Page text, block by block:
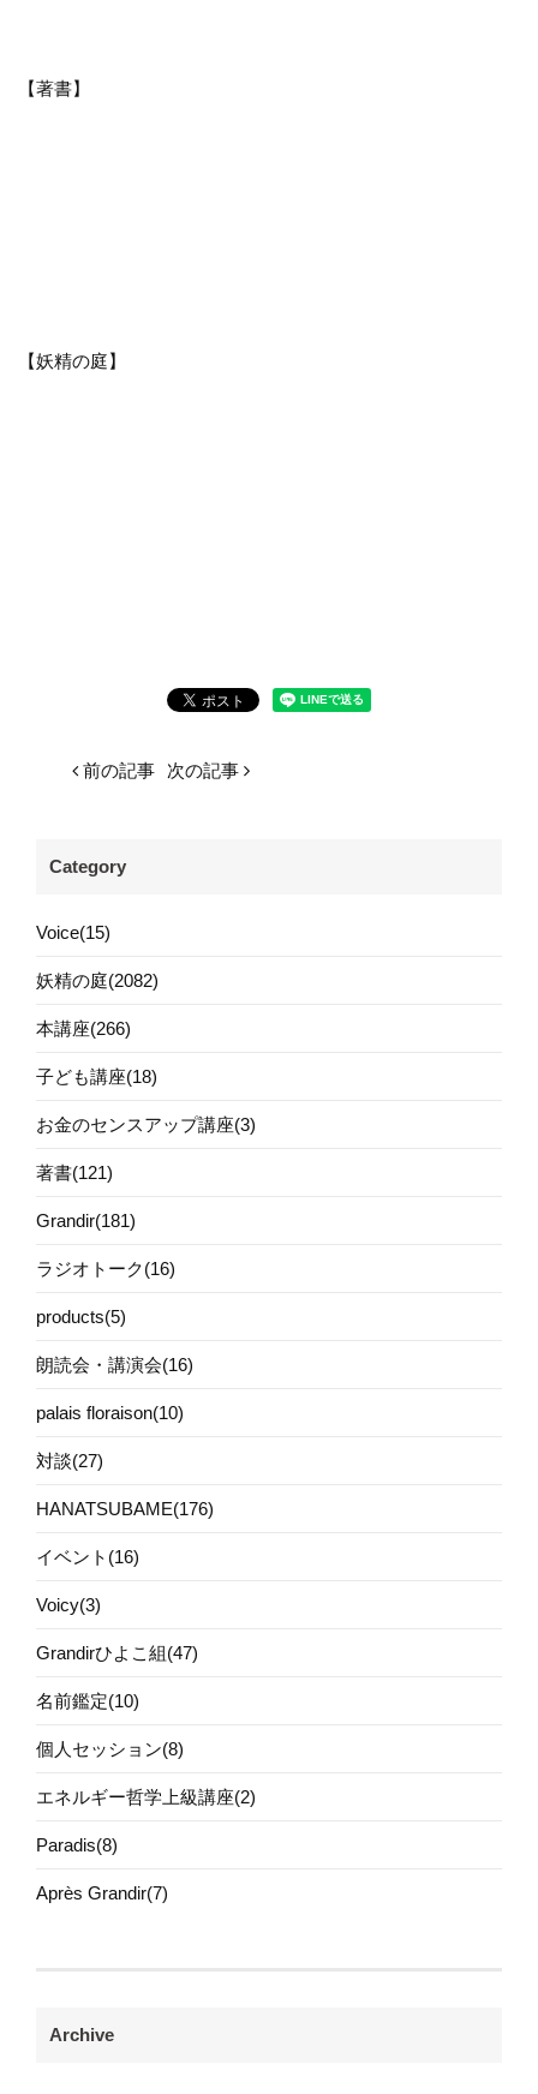
【著書】
【妖精の庭】
前の記事 次の記事
Category
Voice(15)
妖精の庭(2082)
本講座(266)
子ども講座(18)
お金のセンスアップ講座(3)
著書(121)
Grandir(181)
ラジオトーク(16)
products(5)
朗読会・講演会(16)
palais floraison(10)
対談(27)
HANATSUBAME(176)
イベント(16)
Voicy(3)
Grandirひよこ組(47)
名前鑑定(10)
個人セッション(8)
エネルギー哲学上級講座(2)
Paradis(8)
Après Grandir(7)
Archive